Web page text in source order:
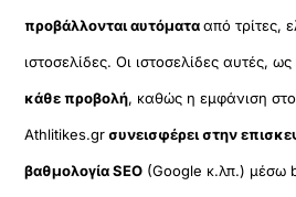
προβάλλονται αυτόματααπό τρίτες,
ιστοσελίδες. Οι ιστοσελίδες αυτές,
κάθε προβολή, καθώς η εμφάνιση στο
Athlitikes.grσυνεισφέρει στην
βαθμολογία SEO (Google κ.λπ.) μέσω